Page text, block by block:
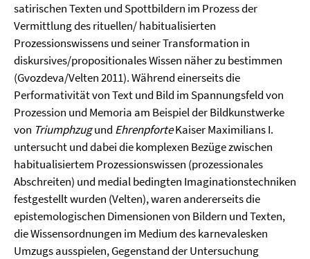
satirischen Texten und Spottbildern im Prozess der
Vermittlung des rituellen/ habitualisierten
Prozessionswissens und seiner Transformation in
diskursives/propositionales Wissen näher zu bestimmen
(Gvozdeva/Velten 2011). Während einerseits die
Performativität von Text und Bild im Spannungsfeld von
Prozession und Memoria am Beispiel der Bildkunstwerke
von Triumphzugund EhrenpforteKaiser Maximilians I.
untersucht und dabei die komplexen Bezüge zwischen
habitualisiertem Prozessionswissen (prozessionales
Abschreiten) und medial bedingten Imaginationstechniken
festgestellt wurden (Velten), waren andererseits die
epistemologischen Dimensionen von Bildern und Texten,
die Wissensordnungen im Medium des karnevalesken
Umzugs ausspielen, Gegenstand der Untersuchung